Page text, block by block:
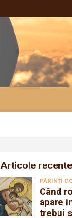
Articole recente
PĂRINȚI
Când
apare
trebui